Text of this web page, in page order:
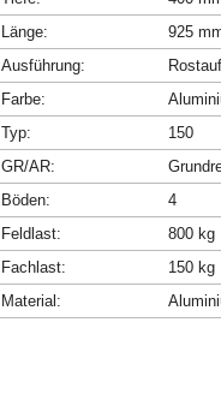
Länge:
925
Ausführung:
Farbe:
Typ:
150
GR/AR:
Böden:
4
Feldlast:
800 kg
Fachlast:
150 kg
Material: